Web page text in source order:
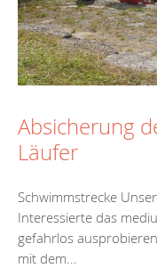
Absicherung
Läufer
Schwimmstrecke
Interessierte das
gefahrlos
mit dem...